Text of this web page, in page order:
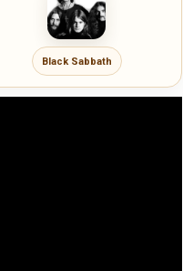
Black Sabbath